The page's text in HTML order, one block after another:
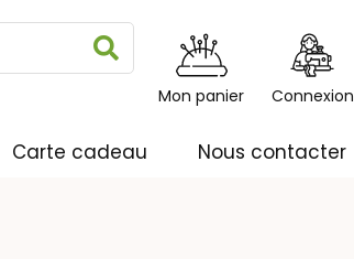
Rechercher
Mon panier Connexion
Carte cadeau Nous contacter